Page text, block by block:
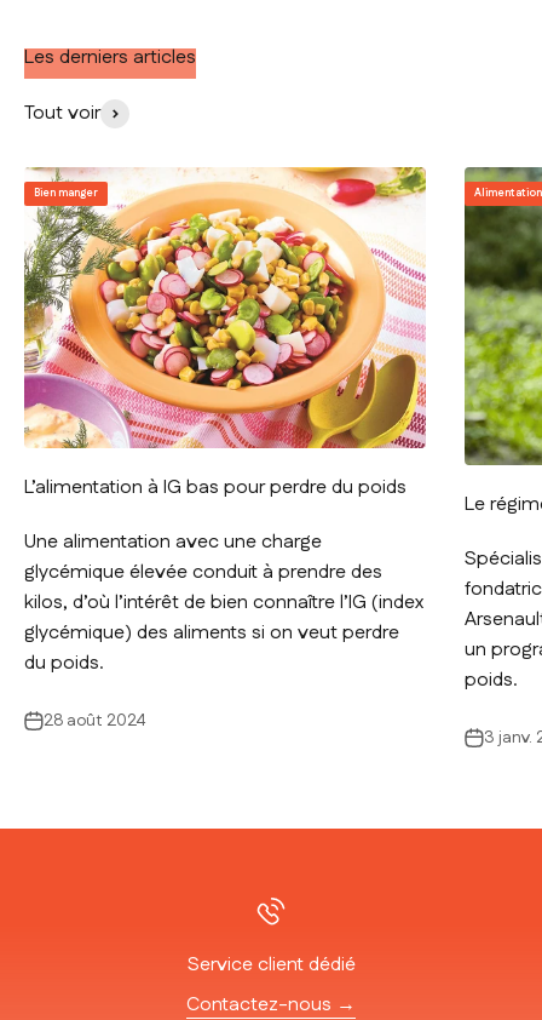
Les derniers articles
Tout voir
Bien manger
L’alimentation à IG bas pour perdre du poids
Une alimentation avec une charge
glycémique élevée conduit à prendre des
kilos, d’où l’intérêt de bien connaître l’IG (index
glycémique) des aliments si on veut perdre
du poids.
28 août 2024
Le
un
poids.
3 janv.
Service client dédié
Contactez-nous →